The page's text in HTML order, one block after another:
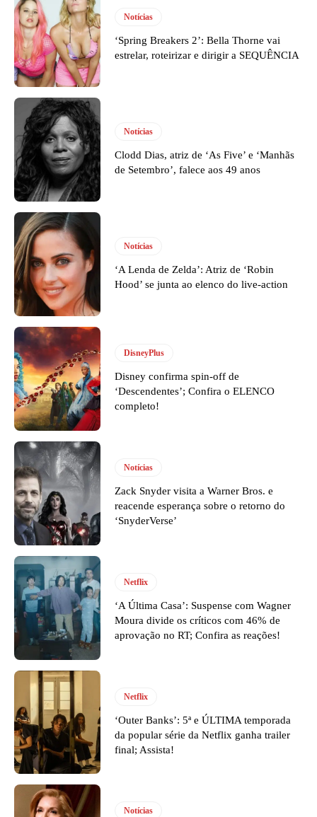
Notícias
‘Spring Breakers 2’: Bella Thorne vai
estrelar, roteirizar e dirigir a SEQUÊNCIA
Notícias
Clodd Dias, atriz de ‘As Five’ e ‘Manhãs
de Setembro’, falece aos 49 anos
Notícias
‘A Lenda de Zelda’: Atriz de ‘Robin
Hood’ se junta ao elenco do live-action
DisneyPlus
Disney confirma spin-off de
‘Descendentes’; Confira o ELENCO
completo!
Notícias
Zack Snyder visita a Warner Bros. e
reacende esperança sobre o retorno do
‘SnyderVerse’
Netflix
‘A Última Casa’: Suspense com Wagner
Moura divide os críticos com 46% de
aprovação no RT; Confira as reações!
Netflix
‘Outer Banks’: 5ª e ÚLTIMA temporada
da popular série da Netflix ganha trailer
final; Assista!
Notícias